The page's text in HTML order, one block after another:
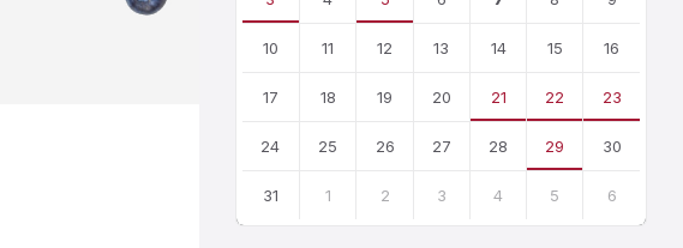
10 11 12 13 14 15 16
17 18 19 20 21 22 23
24 25 26 27 28 29 30
31 1 2 3 4 5 6